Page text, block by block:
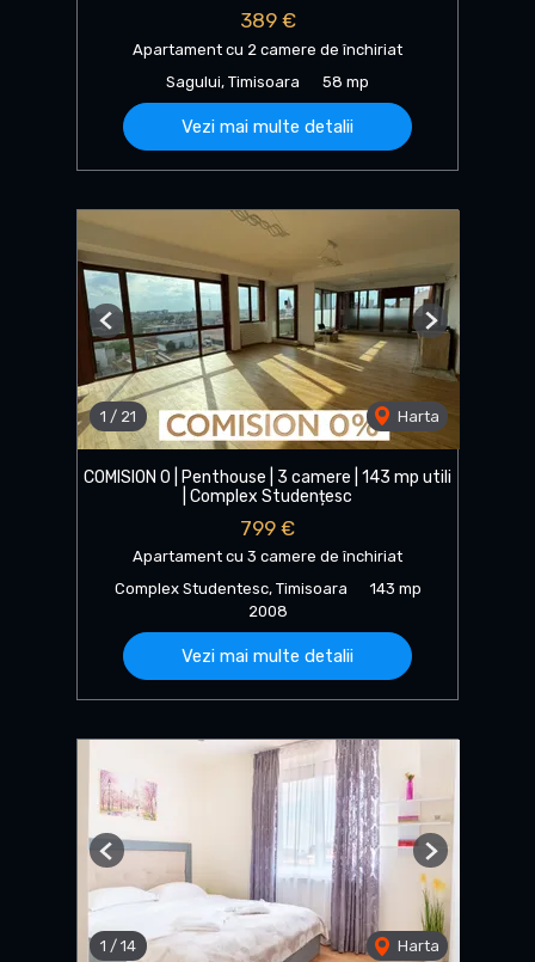
389 €
Apartament cu 2 camere de închiriat
Sagului, Timisoara
58 mp
Vezi mai multe detalii
1 / 21 Harta
Previous Next
COMISION 0 | Penthouse | 3 camere | 143 mp utili
| Complex Studențesc
799 €
Apartament cu 3 camere de închiriat
Complex Studentesc, Timisoara
143 mp
2008
Vezi mai multe detalii
1 / 14 Harta
Previous Next